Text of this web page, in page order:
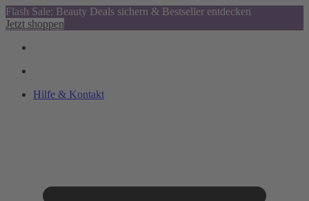
Flash Sale: Beauty Deals sichern & Bestseller entdecken
Jetzt shoppen
Hilfe & Kontakt